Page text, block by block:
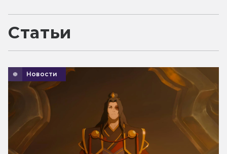
Статьи
Новости